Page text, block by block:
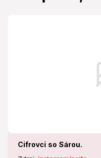
Cifrovci so Sárou.